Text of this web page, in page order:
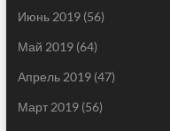
Июнь 2019(56)
Май 2019(64)
Апрель 2019(47)
Март 2019(56)